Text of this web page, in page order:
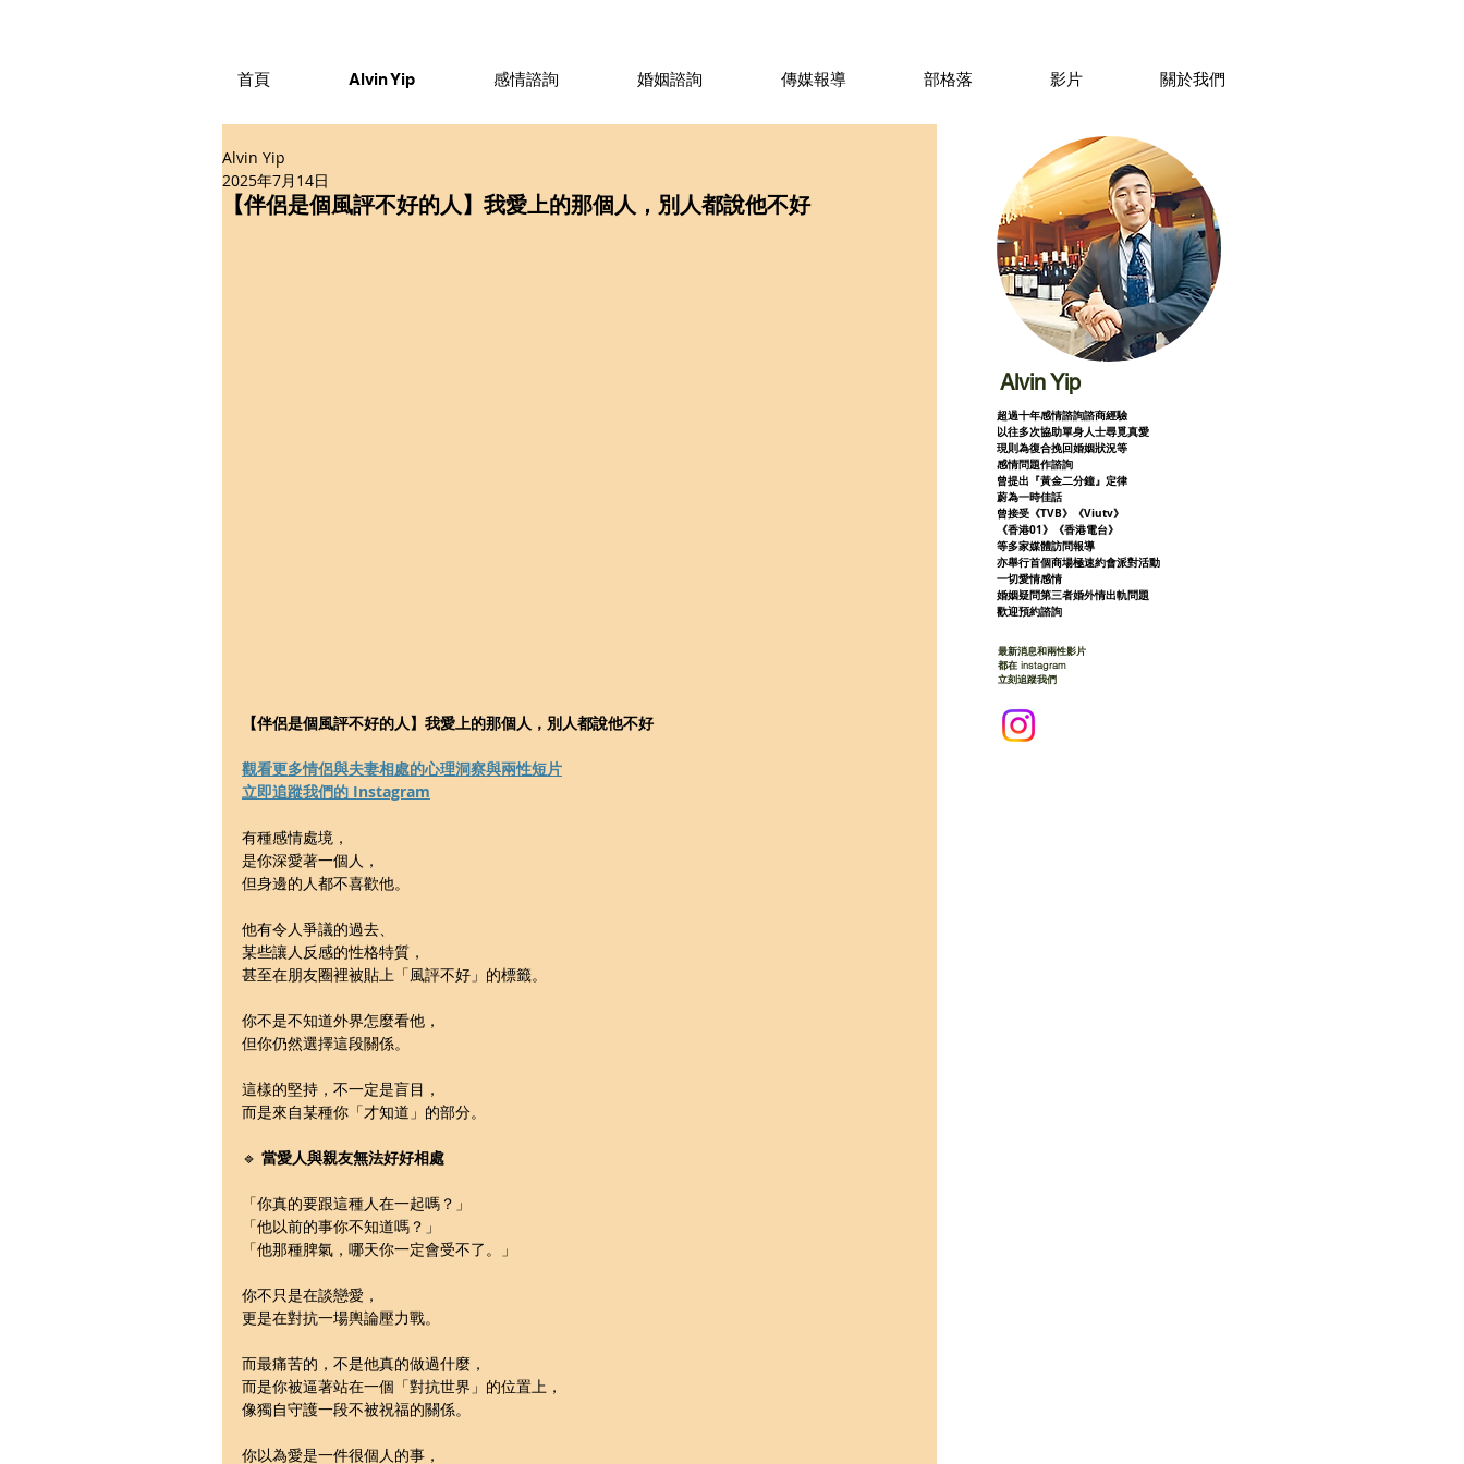
首頁 Alvin Yip 感情諮詢 婚姻諮詢 傳媒報導 部格落 影片 關於我們
【伴侶是個風評不好的人】我愛上的那個人，別人都說他不好
Alvin Yip
2025年7月14日
【伴侶是個風評不好的人】我愛上的那個人，別人都說他不好
觀看更多情侶與夫妻相處的心理洞察與兩性短片
立即追蹤我們的 Instagram
有種感情處境，
是你深愛著一個人，
但身邊的人都不喜歡他。
他有令人爭議的過去、
某些讓人反感的性格特質，
甚至在朋友圈裡被貼上「風評不好」的標籤。
你不是不知道外界怎麼看他，
但你仍然選擇這段關係。
這樣的堅持，不一定是盲目，
而是來自某種你「才知道」的部分。
🔹 當愛人與親友無法好好相處
「你真的要跟這種人在一起嗎？」
「他以前的事你不知道嗎？」
「他那種脾氣，哪天你一定會受不了。」
你不只是在談戀愛，
更是在對抗一場輿論壓力戰。
而最痛苦的，不是他真的做過什麼，
而是你被逼著站在一個「對抗世界」的位置上，
像獨自守護一段不被祝福的關係。
你以為愛是一件很個人的事，
Alvin Yip
超過十年感情諮詢諮商經驗
以往多次協助單身人士尋覓真愛
現則為復合挽回婚姻狀況等
感情問題作諮詢
曾提出『黃金二分鐘』定律
蔚為一時佳話
曾接受《TVB》《Viutv》
《香港01》
《香港電台》
等多家媒體訪問報導
亦舉行首個商場極速約會派對活動
一切愛情感情
婚姻疑問第三者婚外情出軌問題
歡迎預約諮詢
最新消息和兩性影片
都在 instagram
立刻追蹤我們